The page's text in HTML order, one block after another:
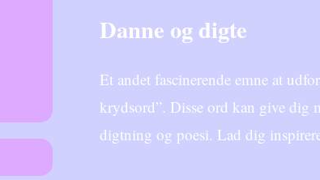
Danne og digte
Et andet fascinerende emne at
krydsord”. Disse ord kan give dig
digtning og poesi. Lad dig